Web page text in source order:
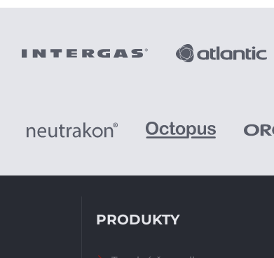
PRODUKTY